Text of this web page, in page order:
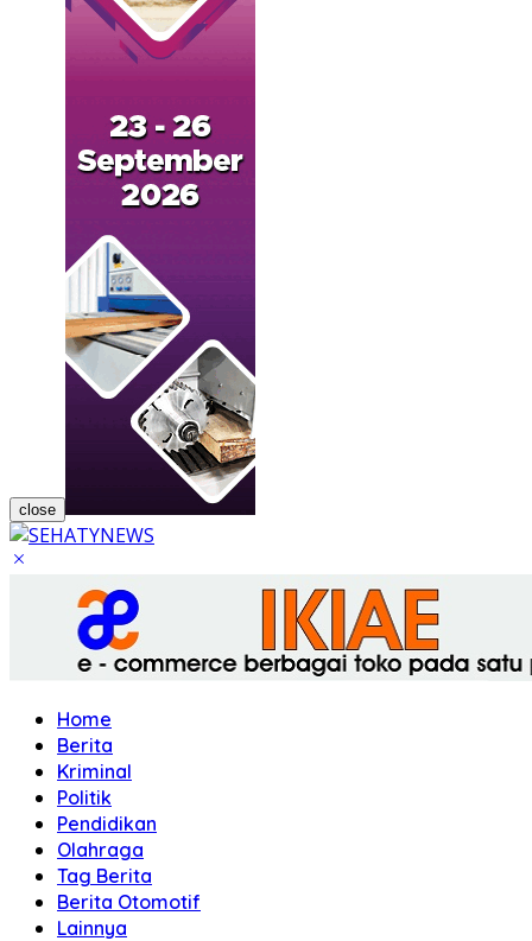
close
Home
Berita
Kriminal
Politik
Pendidikan
Olahraga
Tag Berita
Berita Otomotif
Lainnya